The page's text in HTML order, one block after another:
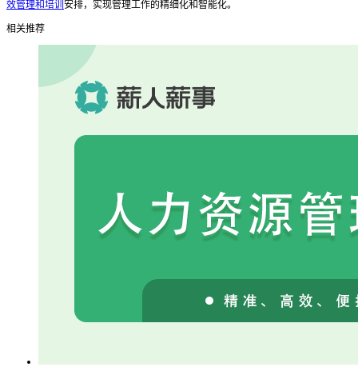
效管理和培训 安排，实现管理工作的精细化和智能化。
相关推荐